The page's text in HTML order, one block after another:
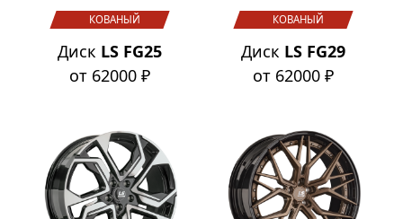
КОВАНЫЙ
Диск LS FG25
от 62000 ₽
КОВАНЫЙ
Диск LS FG29
от 62000 ₽